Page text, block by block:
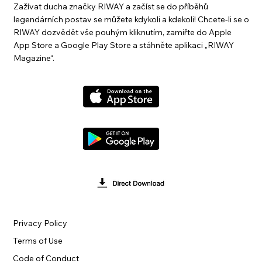
Zažívat ducha značky RIWAY a začíst se do příběhů
legendárních postav se můžete kdykoli a kdekoli! Chcete-li se o
RIWAY dozvědět vše pouhým kliknutím, zamiřte do Apple
App Store a Google Play Store a stáhněte aplikaci „RIWAY
Magazine“.
Terms of Use
Privacy Policy
Code of Conduct